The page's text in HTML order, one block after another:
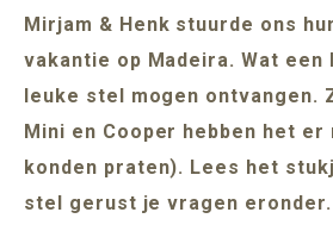
Mirjam & Henk stuurde ons
vakantie op Madeira. Wat
leuke stel mogen ontvangen.
Mini en Cooper hebben het
konden praten). Lees het
stel gerust je vragen eronder.